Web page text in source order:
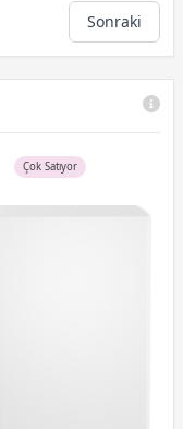
Sonraki
Çok Satıyor